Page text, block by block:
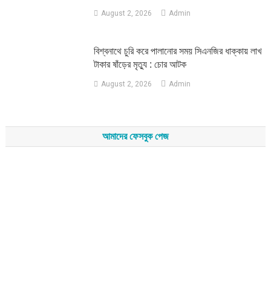
August 2, 2026 Admin
‎বিশ্বনাথে চুরি করে পালানোর সময় সিএনজির ধাক্কায় লাখ
টাকার ষাঁড়ের মৃত্যু : চোর আটক
August 2, 2026 Admin
আমাদের ফেসবুক পেজ